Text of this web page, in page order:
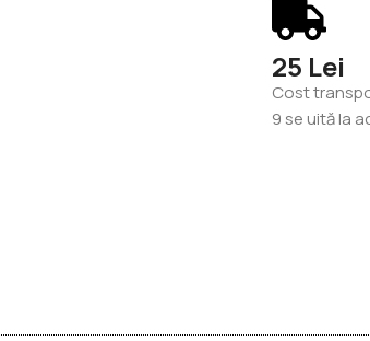
25 Lei
Cost
9 se uită la